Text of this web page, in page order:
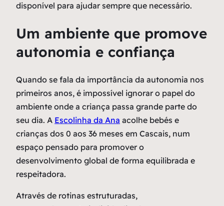
disponível para ajudar sempre que necessário.
Um ambiente que promove
autonomia e confiança
Quando se fala da importância da autonomia nos
primeiros anos, é impossível ignorar o papel do
ambiente onde a criança passa grande parte do
seu dia. A Escolinha da Ana acolhe bebés e
crianças dos 0 aos 36 meses em Cascais, num
espaço pensado para promover o
desenvolvimento global de forma equilibrada e
respeitadora.
Através de rotinas estruturadas,